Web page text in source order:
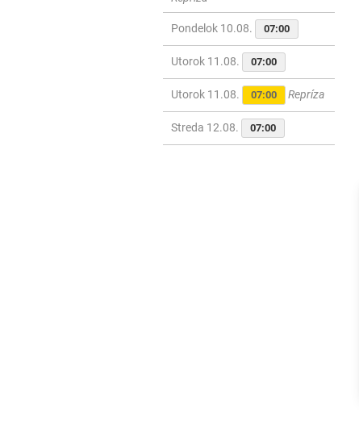
Pondelok 10.08. 07:00
Utorok 11.08. 07:00
Utorok 11.08. 07:00 Repríza
Streda 12.08. 07:00